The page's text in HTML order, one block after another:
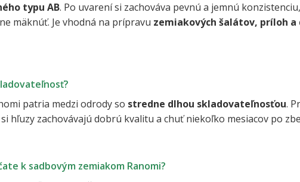
typu AB. Po uvarení si zachováva pevnú a jemnú
mäknúť. Je vhodná na prípravu zemiakových šalátov, príloh a
patria medzi odrody so stredne dlhou skladovateľnosťou.
hľuzy zachovávajú dobrú kvalitu a chuť niekoľko mesiacov po
k sadbovým zemiakom Ranomi?